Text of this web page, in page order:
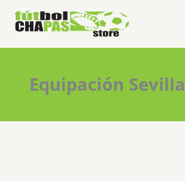
contenido
Equipación